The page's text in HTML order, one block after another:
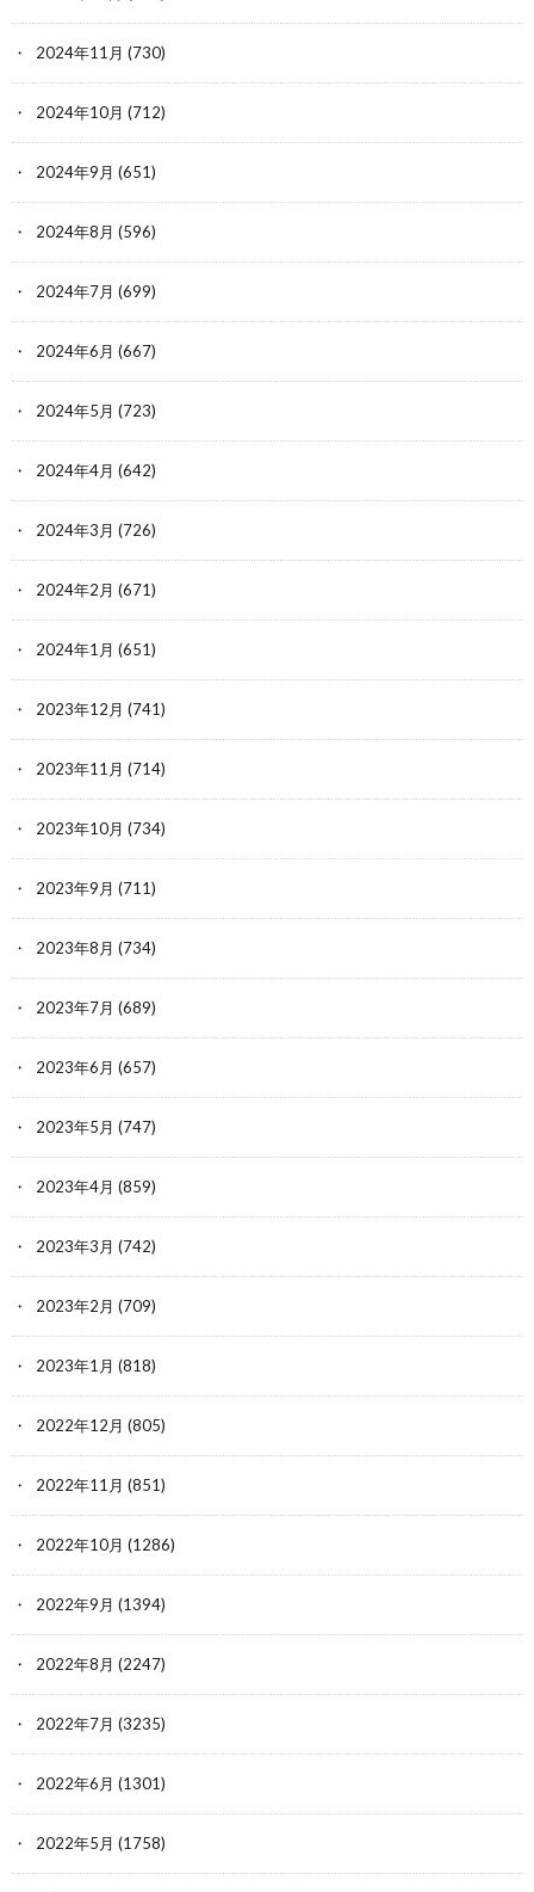
2024年11月 (730)
2024年10月 (712)
2024年9月 (651)
2024年8月 (596)
2024年7月 (699)
2024年6月 (667)
2024年5月 (723)
2024年4月 (642)
2024年3月 (726)
2024年2月 (671)
2024年1月 (651)
2023年12月 (741)
2023年11月 (714)
2023年10月 (734)
2023年9月 (711)
2023年8月 (734)
2023年7月 (689)
2023年6月 (657)
2023年5月 (747)
2023年4月 (859)
2023年3月 (742)
2023年2月 (709)
2023年1月 (818)
2022年12月 (805)
2022年11月 (851)
2022年10月 (1286)
2022年9月 (1394)
2022年8月 (2247)
2022年7月 (3235)
2022年6月 (1301)
2022年5月 (1758)